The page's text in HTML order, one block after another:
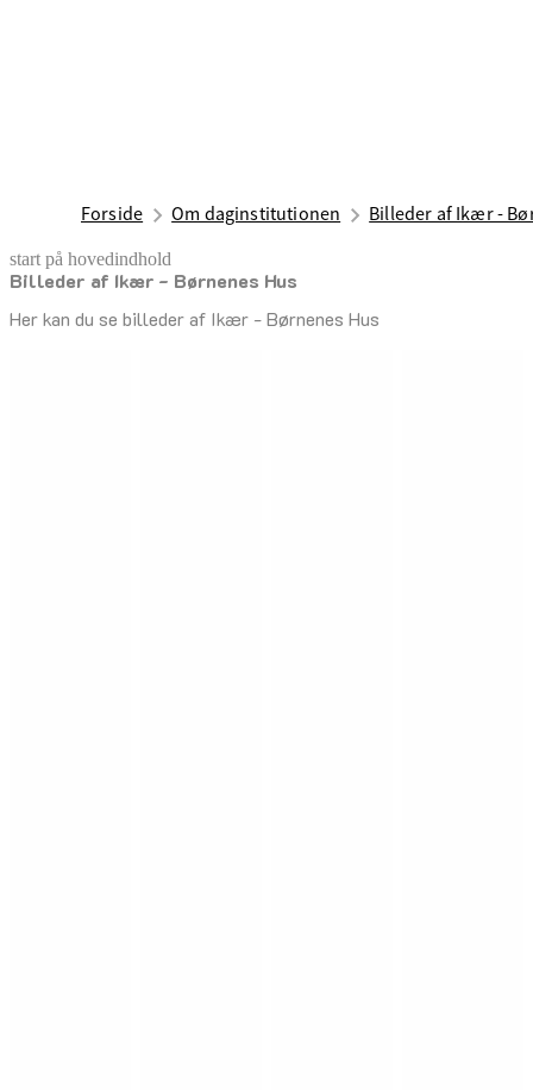
Forside Om daginstitutionen Billeder af Ikær -
start på hovedindhold
Billeder af Ikær - Børnenes Hus
Her kan du se billeder af Ikær - Børnenes Hus
senest opdateret 7. juli 2025